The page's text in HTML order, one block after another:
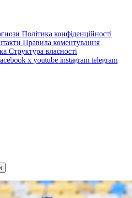
Політика конфіденційності
Правила коментування
Структура власності
x youtube instagram telegram